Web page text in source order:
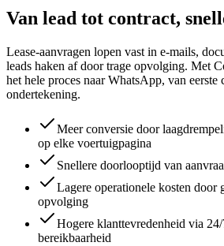
Van lead tot contract,
Lease-aanvragen lopen vast in e-mails,
leads haken af door trage opvolging. Met
het hele proces naar WhatsApp, van eerste
ondertekening.
Meer conversie door
op elke voertuigpagina
Snellere doorlooptijd van
Lagere operationele kosten door
opvolging
Hogere klanttevredenheid via
bereikbaarheid